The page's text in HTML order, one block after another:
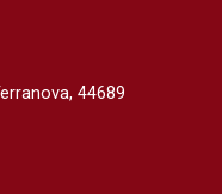
44689